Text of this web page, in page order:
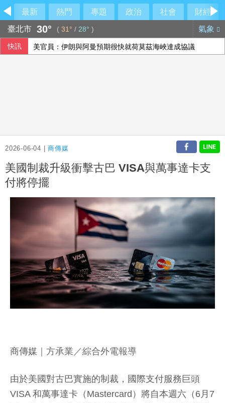
最新 熱門 專題 政治 社會
財經
臺北市 30° ( 31° / 28° ) 氣象
快訊 美官員：伊朗與阿曼預期很快就荷莫茲海峽達成協議
2026-06-04 |商傳媒
美國制裁升級衝擊古巴 VISA與萬事達卡支
付將停擺
商傳媒 ｜方承業／綜合外電報導
由於美國對古巴實施的制裁，國際支付服務巨頭
VISA 和萬事達卡（Mastercard）將自本週六（6月7